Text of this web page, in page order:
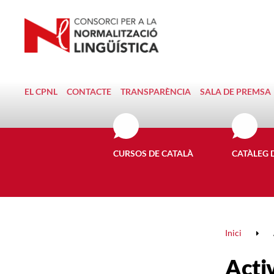
EL CPNL CONTACTE TRANSPARÈNCIA SALA DE PREMSA
CURSOS DE CATALÀ CATÀLEG
Inici